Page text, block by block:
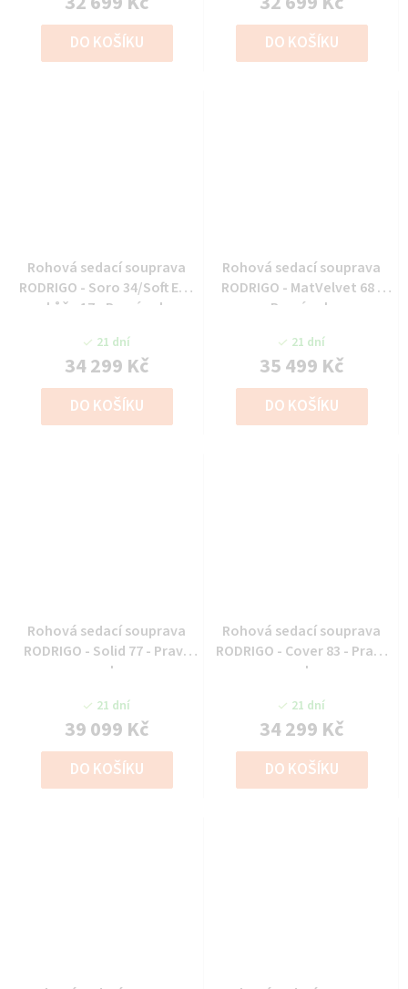
DO KOŠÍKU DO KOŠÍKU
Rohová sedací souprava
RODRIGO - Soro 34/Soft Eko
kůže 17 - Pravý roh
21 dní
34 299 Kč
DO KOŠÍKU
Rohová sedací souprava
RODRIGO - MatVelvet 68 -
Pravý roh
21 dní
35 499 Kč
DO KOŠÍKU
Rohová sedací souprava
RODRIGO - Solid 77 - Pravý
roh
21 dní
39 099 Kč
DO KOŠÍKU
Rohová sedací souprava
RODRIGO - Cover 83 - Pravý
roh
21 dní
34 299 Kč
DO KOŠÍKU